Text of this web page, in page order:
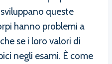
queste
hanno problemi a
se i loro valori di
negli esami. È come